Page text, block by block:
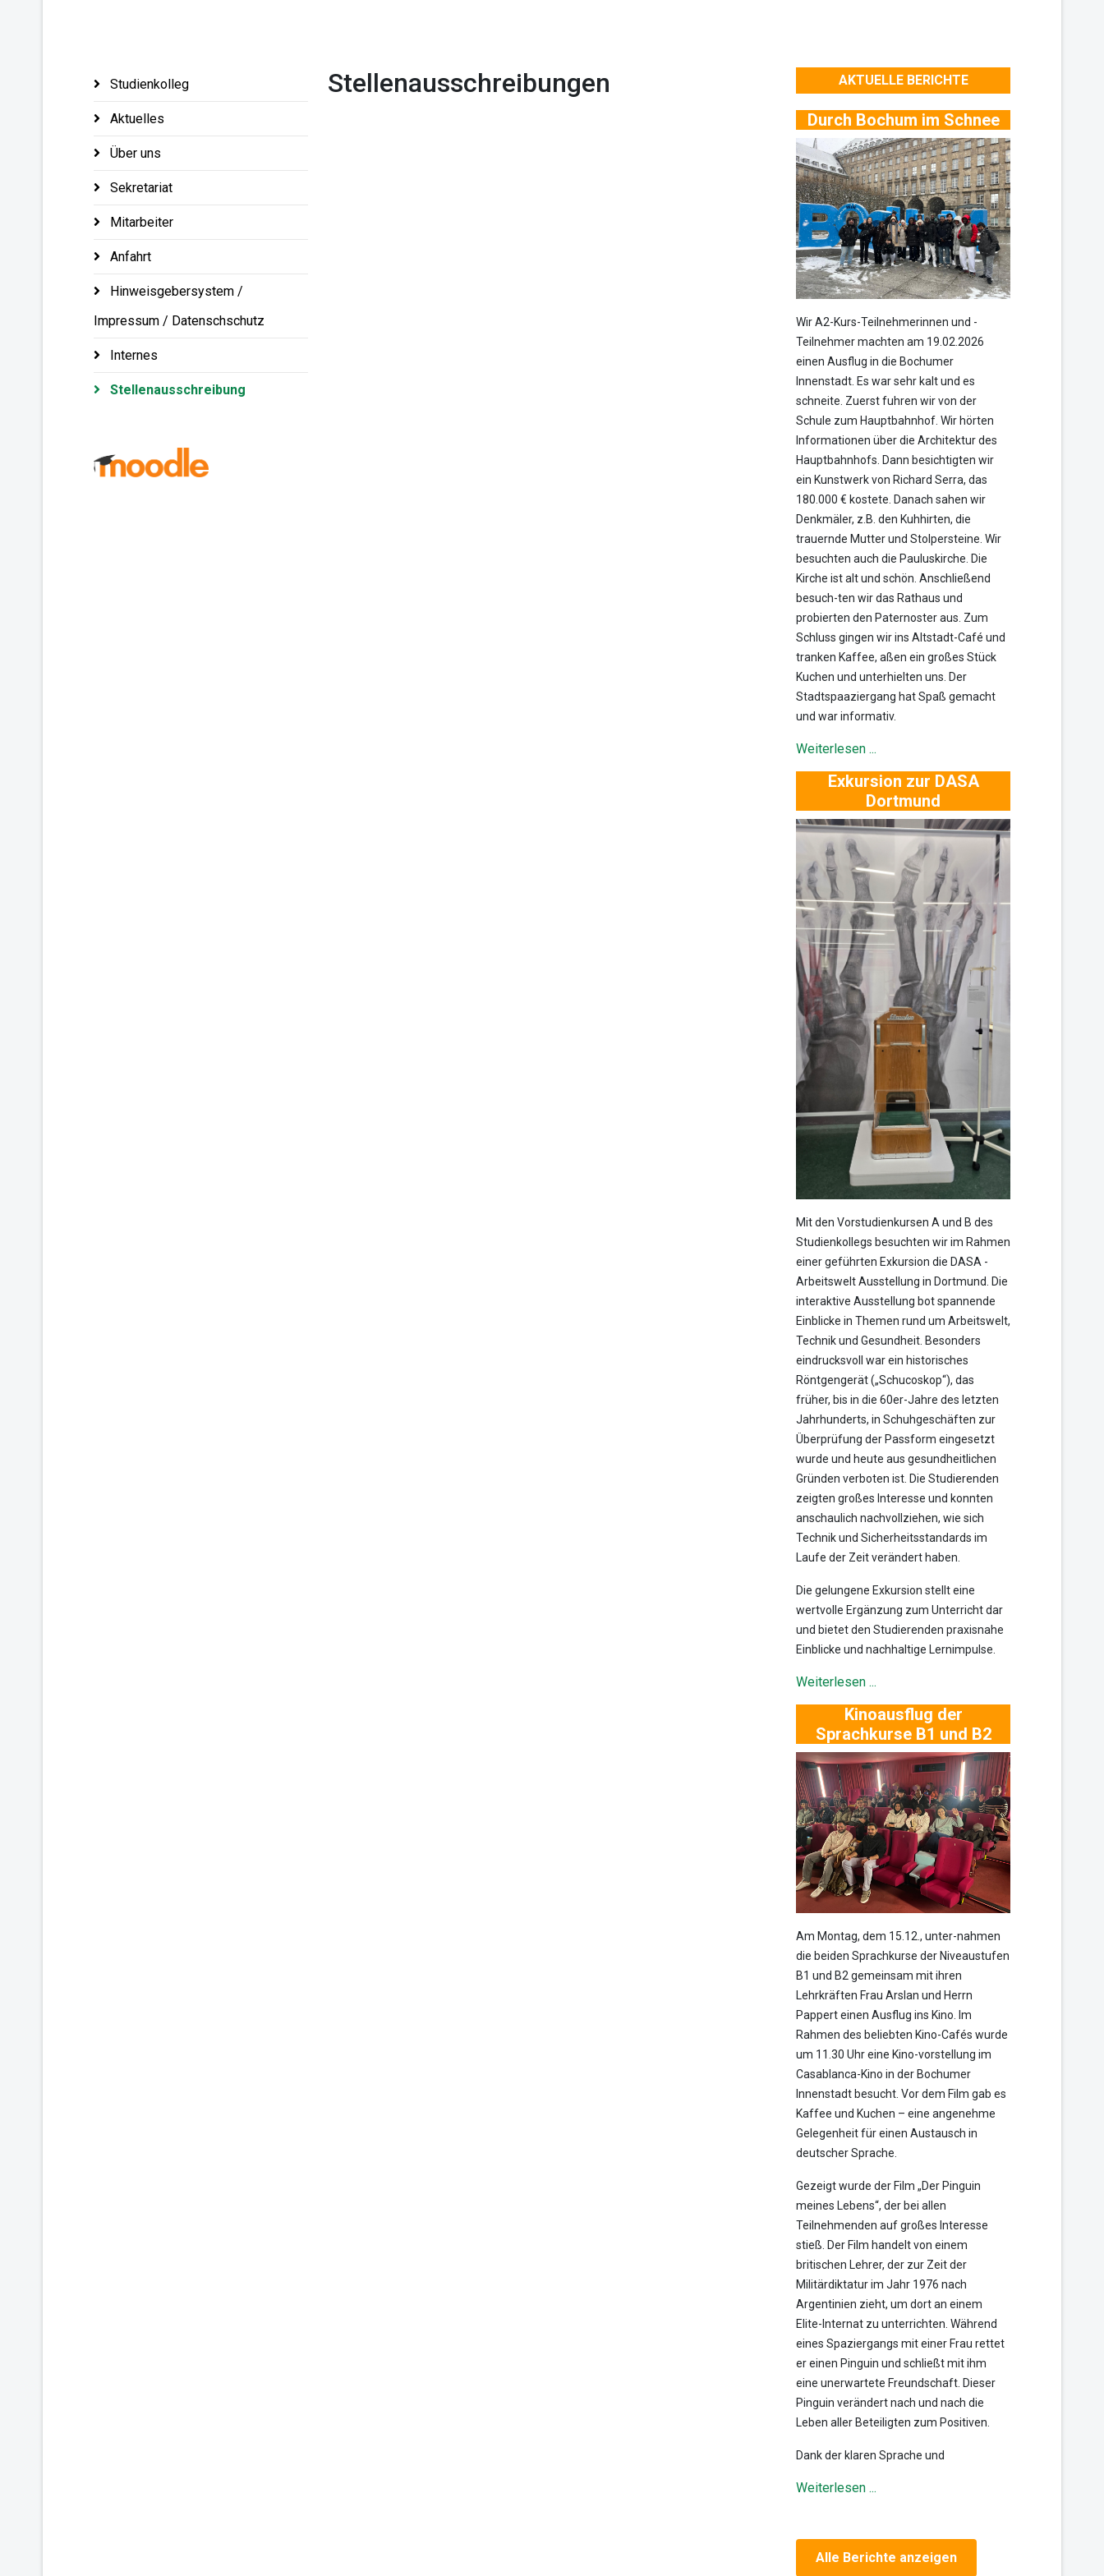
Studienkolleg
Aktuelles
Über uns
Sekretariat
Mitarbeiter
Anfahrt
Hinweisgebersystem /
Impressum / Datenschschutz
Internes
Stellenausschreibung
Stellenausschreibungen AKTUELLE BERICHTE
Durch Bochum im Schnee
Wir A2-Kurs-Teilnehmerinnen und -
Teilnehmer machten am 19.02.2026
einen Ausflug in die Bochumer
Innenstadt. Es war sehr kalt und es
schneite. Zuerst fuhren wir von der
Schule zum Hauptbahnhof. Wir hörten
Informationen über die Architektur des
Hauptbahnhofs. Dann besichtigten wir
ein Kunstwerk von Richard Serra, das
180.000 € kostete. Danach sahen wir
Denkmäler, z.B. den Kuhhirten, die
trauernde Mutter und Stolpersteine. Wir
besuchten auch die Pauluskirche. Die
Kirche ist alt und schön. Anschließend
besuch-ten wir das Rathaus und
probierten den Paternoster aus. Zum
Schluss gingen wir ins Altstadt-Café und
tranken Kaffee, aßen ein großes Stück
Kuchen und unterhielten uns. Der
Stadtspaaziergang hat Spaß gemacht
und war informativ.
Weiterlesen ...
Exkursion zur DASA
Dortmund
Mit den Vorstudienkursen A und B des
Studienkollegs besuchten wir im Rahmen
einer geführten Exkursion die DASA -
Arbeitswelt Ausstellung in Dortmund. Die
interaktive Ausstellung bot spannende
Einblicke in Themen rund um Arbeitswelt,
Technik und Gesundheit. Besonders
eindrucksvoll war ein historisches
Röntgengerät („Schucoskop“), das
früher, bis in die 60er-Jahre des letzten
Jahrhunderts, in Schuhgeschäften zur
Überprüfung der Passform eingesetzt
wurde und heute aus gesundheitlichen
Gründen verboten ist. Die Studierenden
zeigten großes Interesse und konnten
anschaulich nachvollziehen, wie sich
Technik und Sicherheitsstandards im
Laufe der Zeit verändert haben.
Die gelungene Exkursion stellt eine
wertvolle Ergänzung zum Unterricht dar
und bietet den Studierenden praxisnahe
Einblicke und nachhaltige Lernimpulse.
Weiterlesen ...
Kinoausflug der
Sprachkurse B1 und B2
Am Montag, dem 15.12., unter-nahmen
die beiden Sprachkurse der Niveaustufen
B1 und B2 gemeinsam mit ihren
Lehrkräften Frau Arslan und Herrn
Pappert einen Ausflug ins Kino. Im
Rahmen des beliebten Kino-Cafés wurde
um 11.30 Uhr eine Kino-vorstellung im
Casablanca-Kino in der Bochumer
Innenstadt besucht. Vor dem Film gab es
Kaffee und Kuchen – eine angenehme
Gelegenheit für einen Austausch in
deutscher Sprache.
Gezeigt wurde der Film „Der Pinguin
meines Lebens“, der bei allen
Teilnehmenden auf großes Interesse
stieß. Der Film handelt von einem
britischen Lehrer, der zur Zeit der
Militärdiktatur im Jahr 1976 nach
Argentinien zieht, um dort an einem
Elite-Internat zu unterrichten. Während
eines Spaziergangs mit einer Frau rettet
er einen Pinguin und schließt mit ihm
eine unerwartete Freundschaft. Dieser
Pinguin verändert nach und nach die
Leben aller Beteiligten zum Positiven.
Dank der klaren Sprache und
Weiterlesen ...
Alle Berichte anzeigen